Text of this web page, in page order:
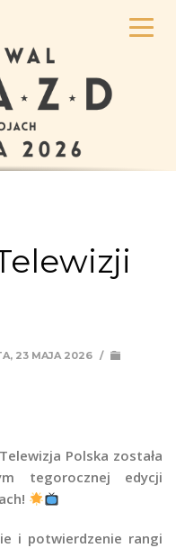
23 MAJA 2026 /
Polska została
tegorocznej edycji
i potwierdzenie rangi